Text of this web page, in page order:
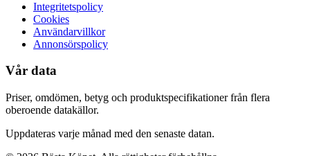
Integritetspolicy
Cookies
Användarvillkor
Annonsörspolicy
Vår data
Priser, omdömen, betyg och produktspecifikationer från flera
oberoende datakällor.
Uppdateras varje månad med den senaste datan.